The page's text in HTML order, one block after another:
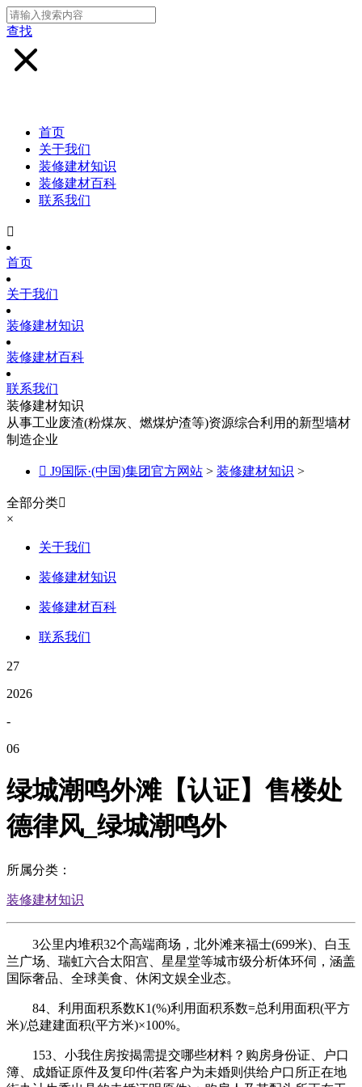
查找
首页
关于我们
装修建材知识
装修建材百科
联系我们

首页
关于我们
装修建材知识
装修建材百科
联系我们
装修建材知识
从事工业废渣(粉煤灰、燃煤炉渣等)资源综合利用的新型墙材
制造企业
 J9国际·(中国)集团官方网站 > 装修建材知识 >
全部分类
×
关于我们
装修建材知识
装修建材百科
联系我们
27
2026
-
06
绿城潮鸣外滩【认证】售楼处
德律风_绿城潮鸣外
所属分类：
装修建材知识
3公里内堆积32个高端商场，北外滩来福士(699米)、白玉
兰广场、瑞虹六合太阳宫、星星堂等城市级分析体环伺，涵盖
国际奢品、全球美食、休闲文娱全业态。
84、利用面积系数K1(%)利用面积系数=总利用面积(平方
米)/总建建面积(平方米)×100%。
153、小我住房按揭需提交哪些材料？购房身份证、户口
簿、成婚证原件及复印件(若客户为未婚则供给户口所正在地